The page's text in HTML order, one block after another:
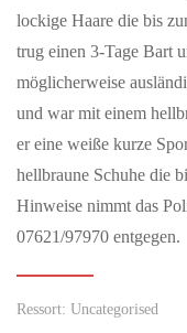
MAI 22, 2026
Willkommen auf
Der FC Schaffhausen
präsentieren zu
selbstverständlich in…
JUNI 02, 2026
After-Work-Event
futuristisch wie aus
lockige Haare die bis
trug einen 3-Tage Bart
möglicherweise
und war mit einem
er eine weiße kurze
hellbraune Schuhe die
Hinweise nimmt das
07621/97970 entgegen.
Ressort: Uncategorised